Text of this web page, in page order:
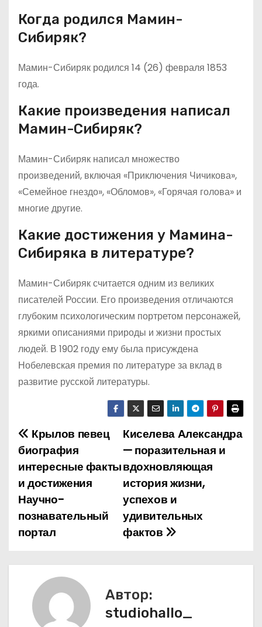
Когда родился Мамин-
Сибиряк?
Мамин-Сибиряк родился 14 (26) февраля 1853
года.
Какие произведения написал
Мамин-Сибиряк?
Мамин-Сибиряк написал множество
произведений, включая «Приключения Чичикова»,
«Семейное гнездо», «Обломов», «Горячая голова» и
многие другие.
Какие достижения у Мамина-
Сибиряка в литературе?
Мамин-Сибиряк считается одним из великих
писателей России. Его произведения отличаются
глубоким психологическим портретом персонажей,
яркими описаниями природы и жизни простых
людей. В 1902 году ему была присуждена
Нобелевская премия по литературе за вклад в
развитие русской литературы.
Н
а
в
и
г
а
Киселева Александра
— поразительная и
вдохновляющая
история жизни,
успехов и
удивительных
фактов
Крылов певец
биография
интересные факты
и достижения
Научно-
познавательный
портал
Автор:
studiohallo_